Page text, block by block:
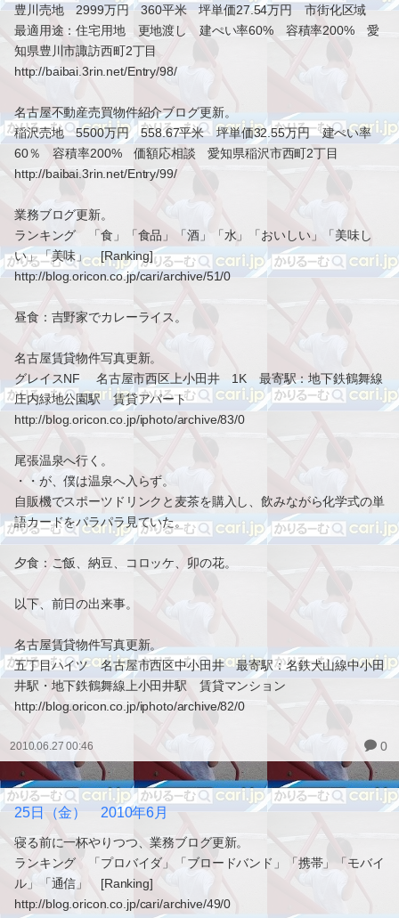
豊川売地 2999万円 360平米 坪単価27.54万円 市街化区域
最適用途：住宅用地 更地渡し 建ぺい率60% 容積率200% 愛
知県豊川市諏訪西町2丁目
http://baibai.3rin.net/Entry/98/
名古屋不動産売買物件紹介ブログ更新。
稲沢売地 5500万円 558.67平米 坪単価32.55万円 建ぺい率
60％ 容積率200% 価額応相談 愛知県稲沢市西町2丁目
http://baibai.3rin.net/Entry/99/
業務ブログ更新。
ランキング 「食」「食品」「酒」「水」「おいしい」「美味し
い」「美味」 [Ranking]
http://blog.oricon.co.jp/cari/archive/51/0
昼食：吉野家でカレーライス。
名古屋賃貸物件写真更新。
グレイスNF 名古屋市西区上小田井 1K 最寄駅：地下鉄鶴舞線
庄内緑地公園駅 賃貸アパート
http://blog.oricon.co.jp/iphoto/archive/83/0
尾張温泉へ行く。
・・が、僕は温泉へ入らず。
自販機でスポーツドリンクと麦茶を購入し、飲みながら化学式の単
語カードをパラパラ見ていた。
夕食：ご飯、納豆、コロッケ、卯の花。
以下、前日の出来事。
名古屋賃貸物件写真更新。
五丁目ハイツ 名古屋市西区中小田井 最寄駅：名鉄犬山線中小田
井駅・地下鉄鶴舞線上小田井駅 賃貸マンション
http://blog.oricon.co.jp/iphoto/archive/82/0
2010.06.27 00:46 0
25日（金） 2010年6月
寝る前に一杯やりつつ、業務ブログ更新。
ランキング 「プロバイダ」「ブロードバンド」「携帯」「モバイ
ル」「通信」 [Ranking]
http://blog.oricon.co.jp/cari/archive/49/0